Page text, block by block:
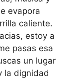
evapora
caliente.
estoy a
pasas esa
un lugar
la dignidad